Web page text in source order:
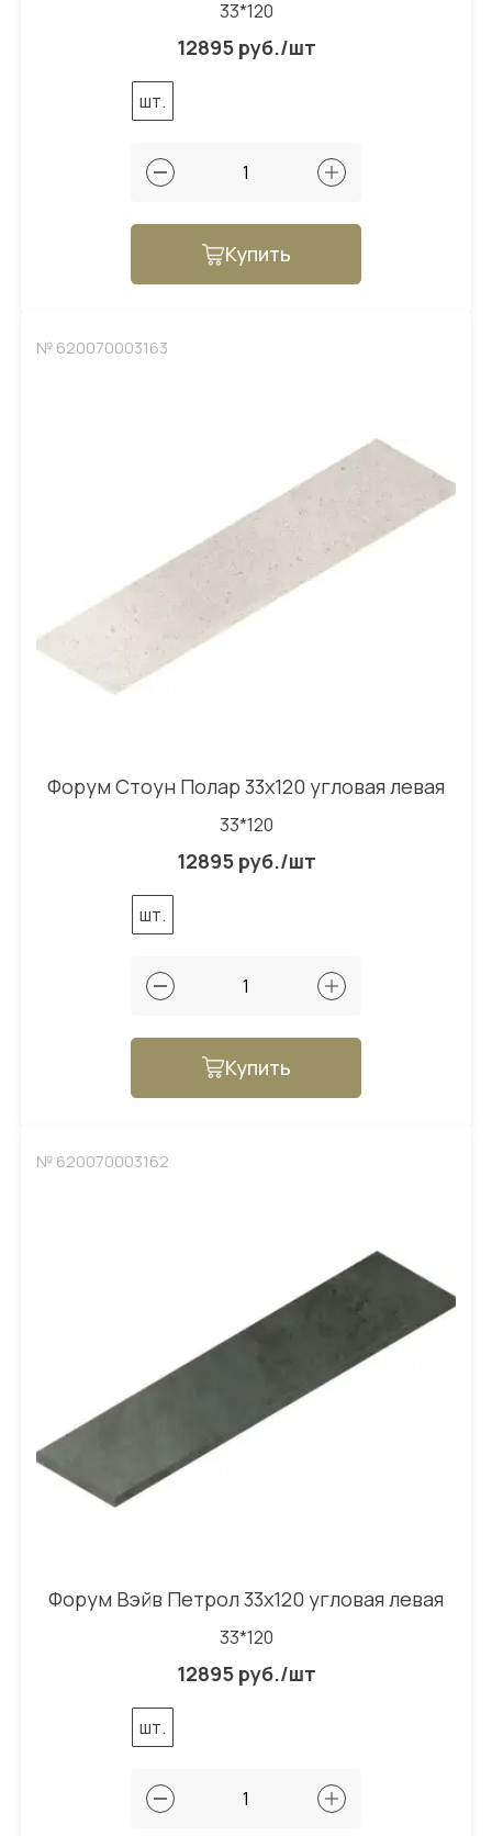
33*120
12895 руб./шт
шт.
Купить
№ 620070003163
Форум Стоун Полар 33x120 угловая левая
33*120
12895 руб./шт
шт.
Купить
№ 620070003162
Форум Вэйв Петрол 33x120 угловая левая
33*120
12895 руб./шт
шт.